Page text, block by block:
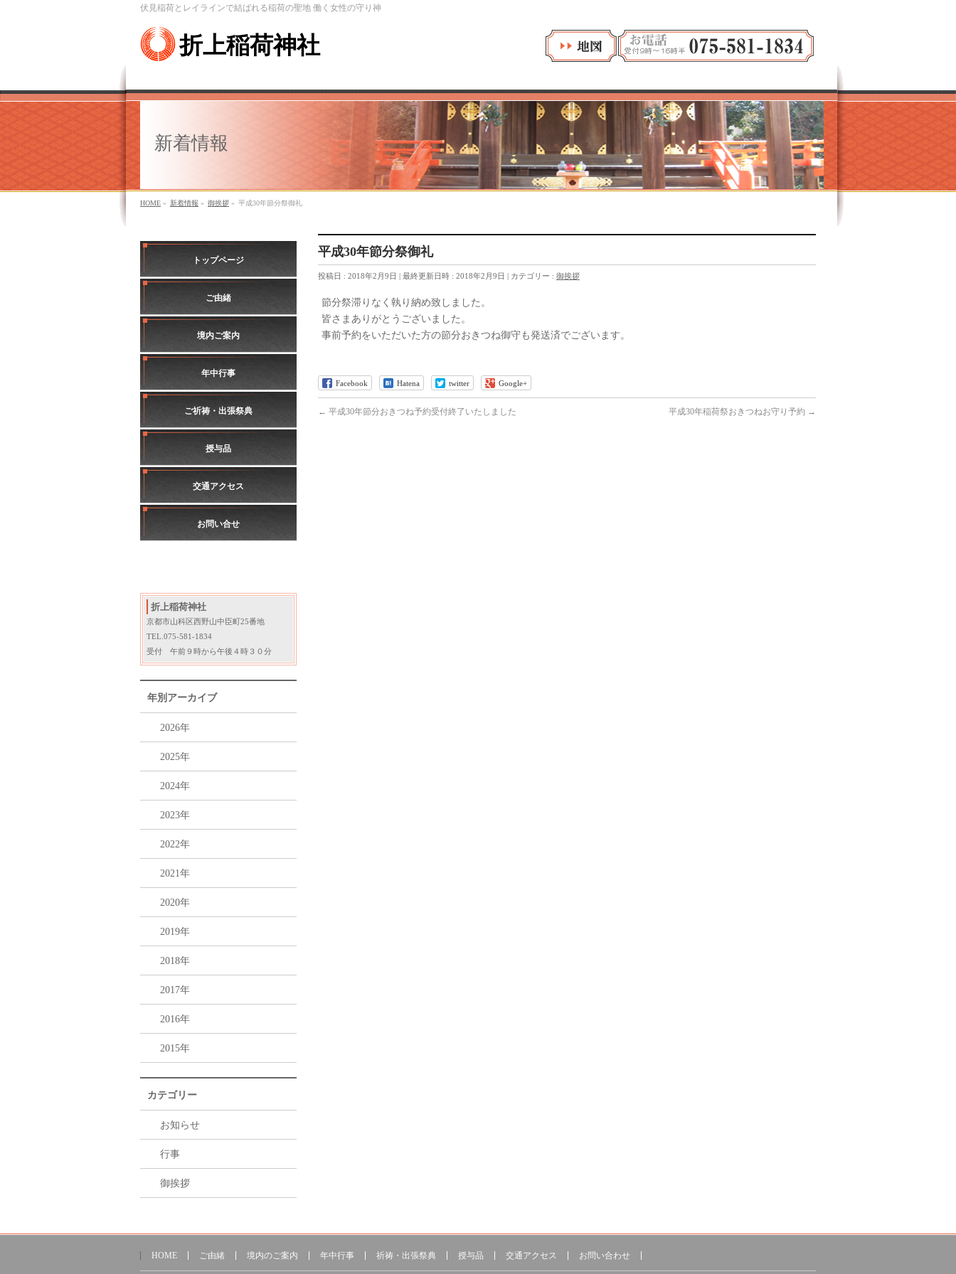
伏見稲荷とレイラインで結ばれる稲荷の聖地 働く女性の守り神
折上稲荷神社
新着情報
HOME » 新着情報 » 御挨拶 » 平成30年節分祭御礼
平成30年節分祭御礼
投稿日 : 2018年2月9日 最終更新日時 : 2018年2月9日 カテゴリー : 御挨拶
節分祭滞りなく執り納め致しました。
皆さまありがとうございました。
事前予約をいただいた方の節分おきつね御守も発送済でございます。
Facebook Hatena twitter Google+
← 平成30年節分おきつね予約受付終了いたしました 平成30年稲荷祭おきつねお守り予約 →
トップページ
ご由緒
境内ご案内
年中行事
ご祈祷・出張祭典
授与品
交通アクセス
お問い合せ
折上稲荷神社
京都市山科区西野山中臣町25番地
TEL.075-581-1834
受付 午前９時から午後４時３０分
年別アーカイブ
2026年
2025年
2024年
2023年
2022年
2021年
2020年
2019年
2018年
2017年
2016年
2015年
カテゴリー
お知らせ
行事
御挨拶
HOME ご由緒 境内のご案内 年中行事 祈祷・出張祭典 授与品 交通アクセス お問い合わせ